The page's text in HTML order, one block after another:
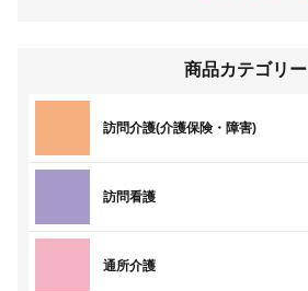
商品カテゴリー
訪問介護(介護保険・障害)
訪問看護
通所介護